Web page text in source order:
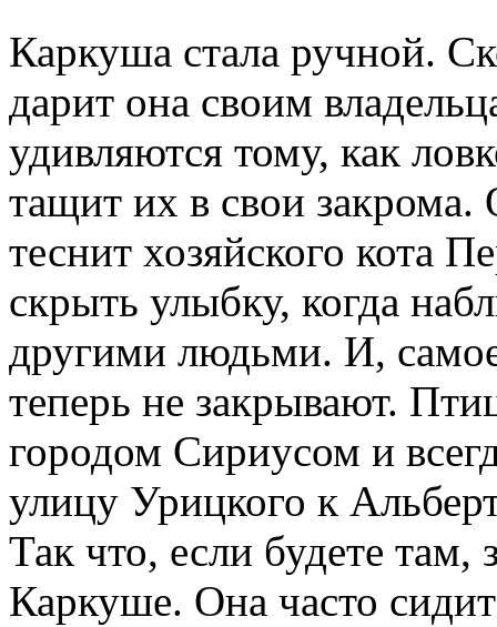
Каркуша стала ручной.
дарит она своим
удивляются тому, как
тащит их в свои закрома.
теснит хозяйского кота
скрыть улыбку, когда
другими людьми. И,
теперь не закрывают.
городом Сириусом и
улицу Урицкого к
Так что, если будете там,
Каркуше. Она часто